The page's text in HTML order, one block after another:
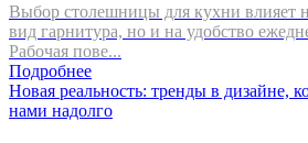
Выбор столешницы для кухни влияет
вид гарнитура, но и на удобство
Рабочая пове...
Подробнее
Новая реальность: тренды в дизайне,
нами надолго